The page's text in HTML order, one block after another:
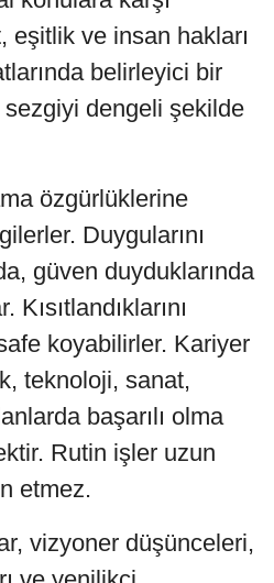
eşitlik ve insan hakları
belirleyici bir
sezgiyi dengeli şekilde
özgürlüklerine
Duygularını
güven duyduklarında
koyabilirler. Kariyer
teknoloji, sanat,
başarılı olma
Rutin işler uzun
etmez.
vizyoner düşünceleri,